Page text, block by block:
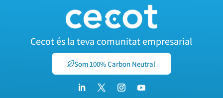
Cecot és la teva comunitat empresarial
Som 100% Carbon Neutral